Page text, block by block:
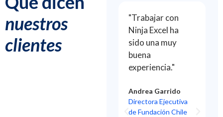
nuestros
clientes
"La plataforma
integra, los
videos, las
soluciones y los
"Trabajar con
Ninja Excel ha
sido una muy
buena
experiencia."
Andrea Garrido
Directora Ejecutiva
de Fundación Chile